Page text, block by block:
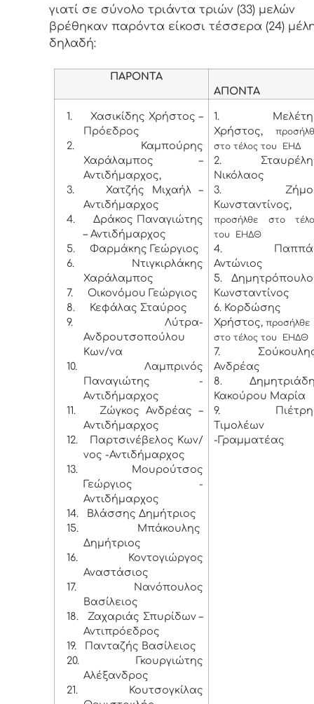
γιατί σε σύνολο τριάντα τριών (33) μελών
βρέθηκαν παρόντα είκοσι τέσσερα (24)
δηλαδή:
ΠΑΡΟΝΤΑ
ΑΠΟΝΤΑ
1.
Χασικίδης Χρήστος –
Πρόεδρος
2. Καμπούρης
Χαράλαμπος –
Αντιδήμαρχος,
3. Χατζής Μιχαήλ –
Αντιδήμαρχος
4.
Δράκος Παναγιώτης
– Αντιδήμαρχος
5.
Φαρμάκης Γεώργιος
6.
Ντιγκιρλάκης
Χαράλαμπος
7.
Οικονόμου Γεώργιος
8.
Κεφάλας Σταύρος
9.
Λύτρα-
Ανδρουτσοπούλου
Κων/να
10.
Λαμπρινός
Παναγιώτης -
Αντιδήμαρχος
11.
Ζώγκος Ανδρέας –
Αντιδήμαρχος
12.
Παρτσινέβελος Κων/
νος -Αντιδήμαρχος
13.
Μουρούτσος
Γεώργιος -
Αντιδήμαρχος
14.
Βλάσσης Δημήτριος
15.
Μπάκουλης
Δημήτριος
16.
Κοντογιώργος
Αναστάσιος
17.
Νανόπουλος
Βασίλειος
18.
Ζαχαριάς Σπυρίδων –
Αντιπρόεδρος
19.
Πανταζής Βασίλειος
20.
Γκουργιώτης
Αλέξανδρος
21.
Κουτσογκίλας
1.
Χρήστος,
στο τέλος του ΕΗΔ
2.
Νικόλαος
3.
Κωνσταντίνος,
προσήλθε στο
του ΕΗΔΘ
4.
Αντώνιος
5.
Κωνσταντίνος
6. Κορδώσης
Χρήστος,προσήλθε
στο τέλος του ΕΗΔΘ
7.
Ανδρέας
8.
Κακούρου Μαρία
9.
Τιμολέων
-Γραμματέας